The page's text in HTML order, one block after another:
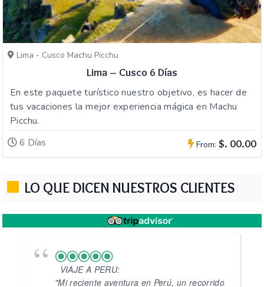
Lima - Cusco Machu Picchu
Lima – Cusco 6 Días
En este paquete turístico nuestro objetivo, es hacer de
tus vacaciones la mejor experiencia mágica en Machu
Picchu.
6 Días
From: $. 00.00
LO QUE DICEN NUESTROS CLIENTES
VIAJE A PERU:
"Mi reciente aventura en Perú, un recorrido